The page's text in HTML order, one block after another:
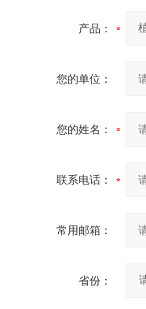
产品：
您的单位：
您的姓名：
联系电话：
常用邮箱：
省份：